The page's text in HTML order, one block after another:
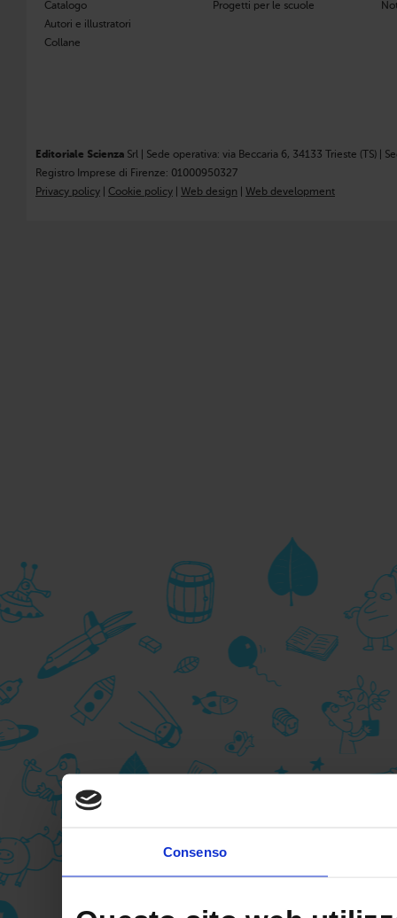
Consenso
Catalogo
Autori e illustratori
Collane
Progetti per le scuole
Editoriale Scienza Srl | Sede operativa: via Beccaria 6, 34133 Trieste (TS) |
Registro Imprese di Firenze: 01000950327
Privacy policy
Cookie policy Web design Web development